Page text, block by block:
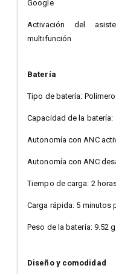
Google
Activación del
multifunción
Batería
Tipo de batería:
Capacidad de la batería:
Autonomía con ANC
Autonomía con ANC
Tiempo de carga: 2
Carga rápida: 5 minutos
Peso de la batería: 9.52 g
Diseño y comodidad